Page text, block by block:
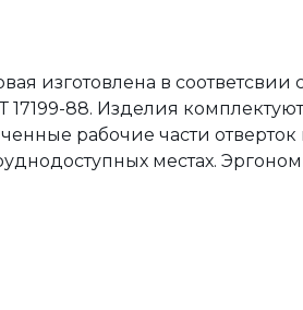
изготовлена в соответсвии
17199-88. Изделия
рабочие части
местах.